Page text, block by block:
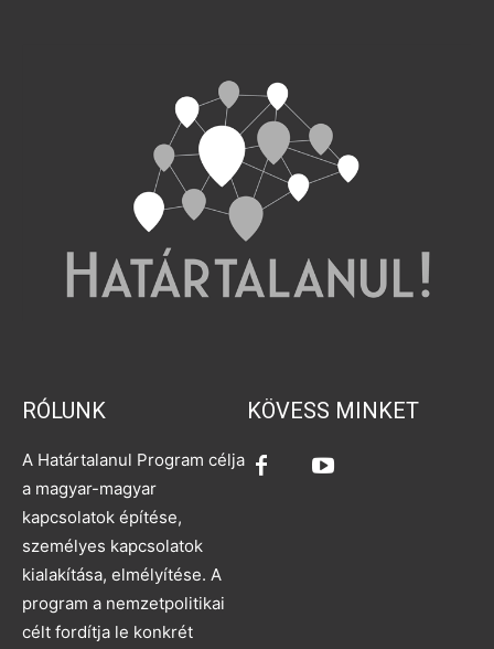
RÓLUNK
A Határtalanul Program célja
a magyar-magyar
kapcsolatok építése,
személyes kapcsolatok
kialakítása, elmélyítése. A
program a nemzetpolitikai
célt fordítja le konkrét
KÖVESS MINKET